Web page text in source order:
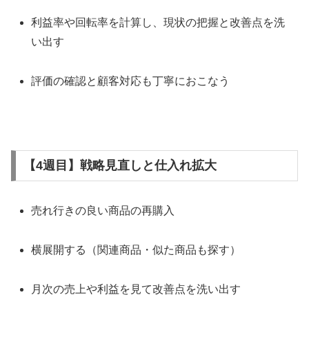
利益率や回転率を計算し、現状の把握と改善点を洗
い出す
評価の確認と顧客対応も丁寧におこなう
【4週目】戦略見直しと仕入れ拡大
売れ行きの良い商品の再購入
横展開する（関連商品・似た商品も探す）
月次の売上や利益を見て改善点を洗い出す